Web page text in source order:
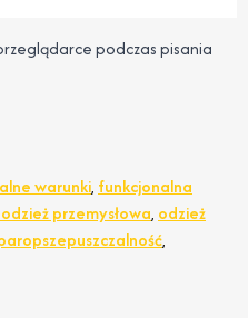
podczas pisania
warunki, funkcjonalna
przemysłowa, odzież
,